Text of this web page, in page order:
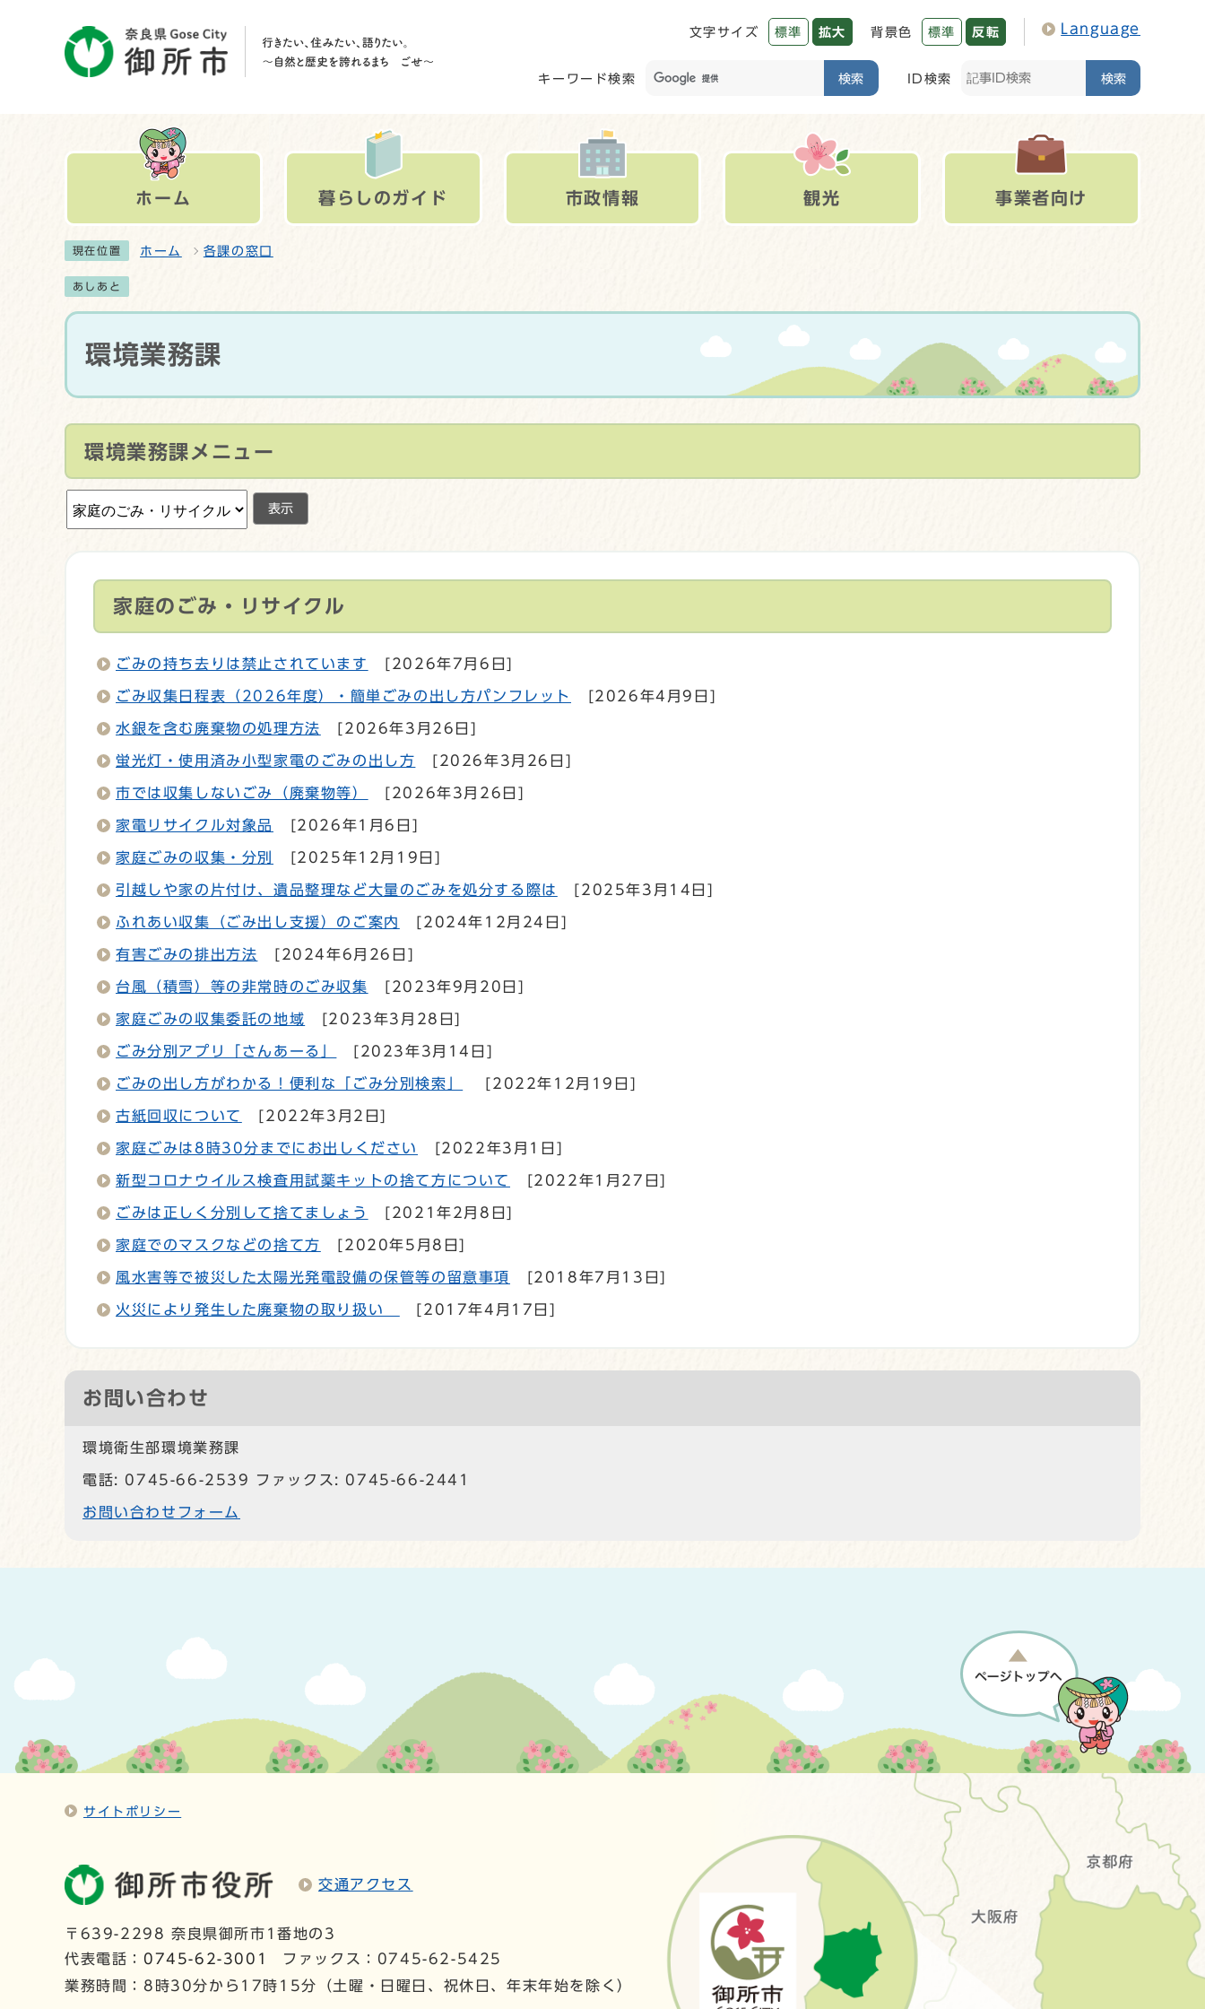
文字サイズ 標準 拡大 背景色 標準 反転 Language
キーワード検索 検索 ID検索 検索
ホーム 暮らしのガイド 市政情報 観光 事業者向け
現在位置 ホーム 各課の窓口
あしあと
環境業務課
環境業務課メニュー
表示
家庭のごみ・リサイクル
ごみの持ち去りは禁止されています [2026年7月6日]
ごみ収集日程表（2026年度）・簡単ごみの出し方パンフレット [2026年4月9日]
水銀を含む廃棄物の処理方法 [2026年3月26日]
蛍光灯・使用済み小型家電のごみの出し方 [2026年3月26日]
市では収集しないごみ（廃棄物等） [2026年3月26日]
家電リサイクル対象品 [2026年1月6日]
家庭ごみの収集・分別 [2025年12月19日]
引越しや家の片付け、遺品整理など大量のごみを処分する際は [2025年3月14日]
ふれあい収集（ごみ出し支援）のご案内 [2024年12月24日]
有害ごみの排出方法 [2024年6月26日]
台風（積雪）等の非常時のごみ収集 [2023年9月20日]
家庭ごみの収集委託の地域 [2023年3月28日]
ごみ分別アプリ「さんあーる」 [2023年3月14日]
ごみの出し方がわかる！便利な「ごみ分別検索」 [2022年12月19日]
古紙回収について [2022年3月2日]
家庭ごみは8時30分までにお出しください [2022年3月1日]
新型コロナウイルス検査用試薬キットの捨て方について [2022年1月27日]
ごみは正しく分別して捨てましょう [2021年2月8日]
家庭でのマスクなどの捨て方 [2020年5月8日]
風水害等で被災した太陽光発電設備の保管等の留意事項 [2018年7月13日]
火災により発生した廃棄物の取り扱い [2017年4月17日]
お問い合わせ
環境衛生部環境業務課
電話: 0745-66-2539 ファックス: 0745-66-2441
お問い合わせフォーム
サイトポリシー
交通アクセス
〒639-2298 奈良県御所市1番地の3
代表電話： 0745-62-3001
ファックス：0745-62-5425
業務時間：8時30分から17時15分（土曜・日曜日、祝休日、年末年始を除く）